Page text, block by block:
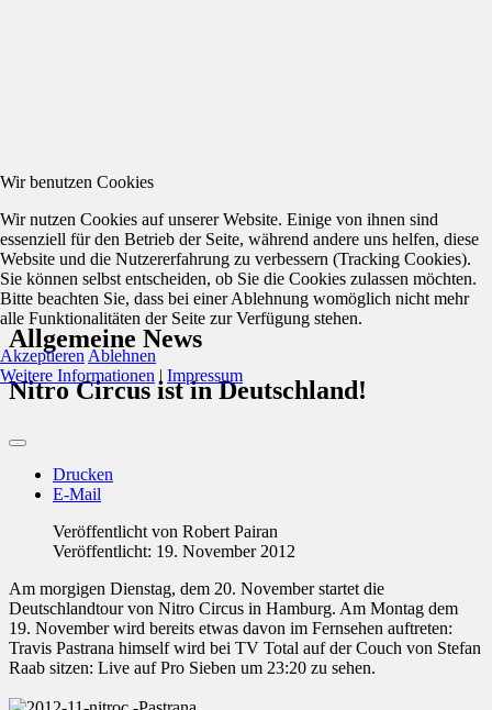
Allgemeine News
Nitro Circus ist in Deutschland!
Drucken
E-Mail
Veröffentlicht von Robert Pairan
Veröffentlicht: 19. November 2012
Am morgigen Dienstag, dem 20. November startet die
Deutschlandtour von Nitro Circus in Hamburg. Am Montag dem
19. November wird bereits etwas davon im Fernsehen auftreten:
Travis Pastrana himself wird bei TV Total auf der Couch von Stefan
Raab sitzen: Live auf Pro Sieben um 23:20 zu sehen.
Wir benutzen Cookies
Wir nutzen Cookies auf unserer Website. Einige von ihnen sind
essenziell für den Betrieb der Seite, während andere uns helfen, diese
Website und die Nutzererfahrung zu verbessern (Tracking Cookies).
Sie können selbst entscheiden, ob Sie die Cookies zulassen möchten.
Bitte beachten Sie, dass bei einer Ablehnung womöglich nicht mehr
alle Funktionalitäten der Seite zur Verfügung stehen.
Akzeptieren Ablehnen
Weitere Informationen | Impressum